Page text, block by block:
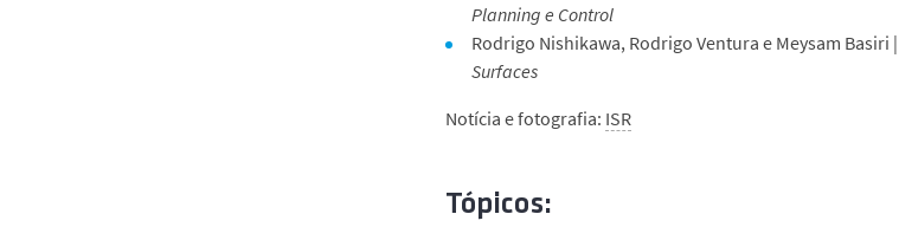
Planning e Control
Rodrigo Nishikawa, Rodrigo Ventura e Meysam Basiri |
Surfaces
Notícia e fotografia: ISR
Tópicos: